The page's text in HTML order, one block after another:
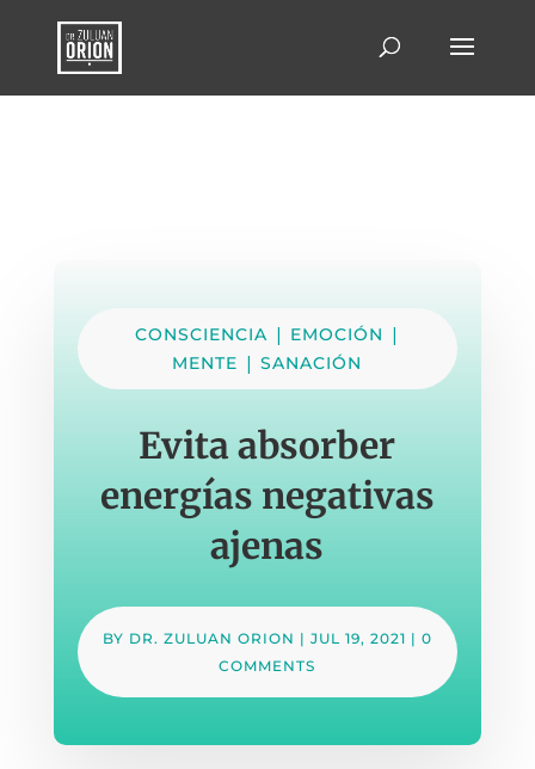
CONSCIENCIA | EMOCIÓN |
MENTE |SANACIÓN
Evita absorber
energías negativas
ajenas
BY DR. ZULUAN ORION | JUL 19, 2021 | 0
COMMENTS